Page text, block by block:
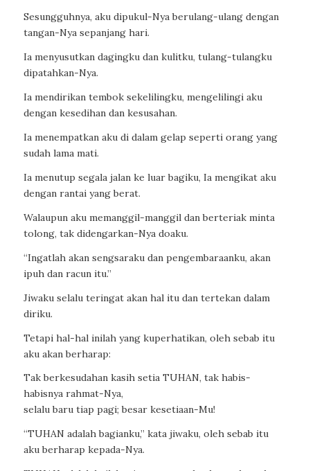
Sesungguhnya, aku dipukul-Nya berulang-ulang dengan
tangan-Nya sepanjang hari.
Ia menyusutkan dagingku dan kulitku, tulang-tulangku
dipatahkan-Nya.
Ia mendirikan tembok sekelilingku, mengelilingi aku
dengan kesedihan dan kesusahan.
Ia menempatkan aku di dalam gelap seperti orang yang
sudah lama mati.
Ia menutup segala jalan ke luar bagiku, Ia mengikat aku
dengan rantai yang berat.
Walaupun aku memanggil-manggil dan berteriak minta
tolong, tak didengarkan-Nya doaku.
“Ingatlah akan sengsaraku dan pengembaraanku, akan
ipuh dan racun itu.”
Jiwaku selalu teringat akan hal itu dan tertekan dalam
diriku.
Tetapi hal-hal inilah yang kuperhatikan, oleh sebab itu
aku akan berharap:
Tak berkesudahan kasih setia TUHAN, tak habis-
habisnya rahmat-Nya,
selalu baru tiap pagi; besar kesetiaan-Mu!
“TUHAN adalah bagianku,” kata jiwaku, oleh sebab itu
aku berharap kepada-Nya.